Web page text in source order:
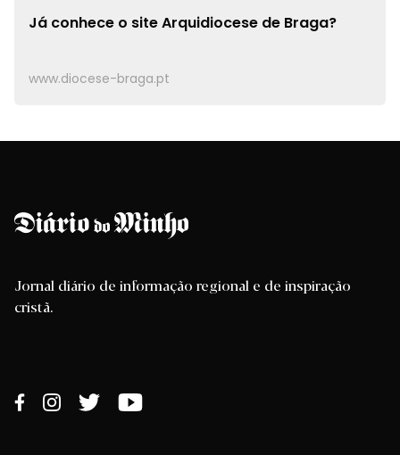
Já conhece o siteArquidiocese de Braga?
www.diocese-braga.pt
Jornal diário de informação regional e de inspiração
cristã.